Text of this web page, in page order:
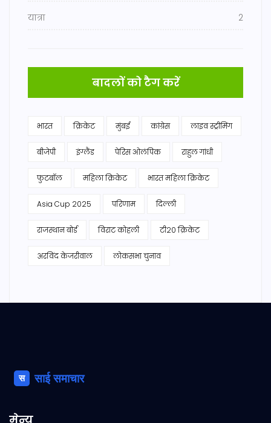
यात्रा 2
बादलों को टैग करें
भारत क्रिकेट मुंबई कांग्रेस लाइव स्ट्रीमिंग
बीजेपी इंग्लैंड पेरिस ओलंपिक राहुल गांधी
फुटबॉल महिला क्रिकेट भारत महिला क्रिकेट
Asia Cup 2025 परिणाम दिल्ली
राजस्थान बोर्ड विराट कोहली टी20 क्रिकेट
अरविंद केजरीवाल लोकसभा चुनाव
मेन्यू